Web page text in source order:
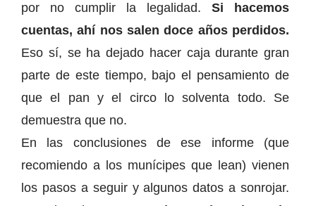
por no cumplir la legalidad. Si hacemos
cuentas, ahí nos salen doce años perdidos.
Eso sí, se ha dejado hacer caja durante gran
parte de este tiempo, bajo el pensamiento de
que el pan y el circo lo solventa todo. Se
demuestra que no.
En las conclusiones de ese informe (que
recomiendo a los munícipes que lean) vienen
los pasos a seguir y algunos datos a sonrojar.